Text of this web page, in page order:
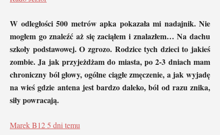
W odległości 500 metrów apka pokazała mi nadajnik. Nie
mogłem go znaleźć aż się zaciąłem i znalazłem… Na dachu
szkoły podstawowej. O zgrozo. Rodzice tych dzieci to jakieś
zombie. Ja jak przyjeżdżam do miasta, po 2-3 dniach mam
chroniczny ból głowy, ogólne ciągłe zmęczenie, a jak wyjadę
na wieś gdzie antena jest bardzo daleko, ból od razu znika,
siły powracają.
Marek B125 dni temu